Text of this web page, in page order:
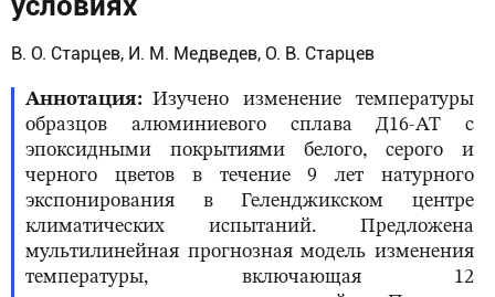
В. О. Старцев, И. М. Медведев, О. В. Старцев
Аннотация
Изучено изменение температуры
образцов алюминиевого сплава Д16-АТ с
эпоксидными покрытиями белого, серого и
черного цветов в течение 9 лет натурного
экспонирования в Геленджикском центре
климатических испытаний. Предложена
мультилинейная прогнозная модель изменения
температуры, включающая 12